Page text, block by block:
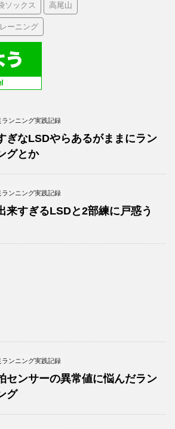
ソックス 高尾山
ーニング
ランニング実践記録
ぎなLSDやらあるがままにラン
グとか
ランニング実践記録
来すぎるLSDと2部練に戸惑う
ランニング実践記録
センサーの異常値に悩んだラン
グ